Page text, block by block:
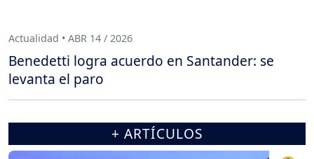
Actualidad • ABR 14 / 2026
Benedetti logra acuerdo en Santander: se
levanta el paro
+ ARTÍCULOS